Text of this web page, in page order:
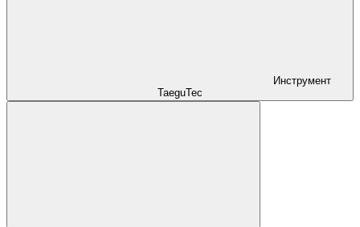
Инструмент
TaeguTec